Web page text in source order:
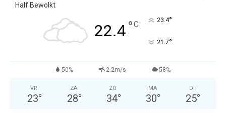
Half Bewolkt
22.4°C 23.4°
21.7°
50% 2.2m/s 58%
VR
23°
ZA
28°
ZO
34°
MA
30°
DI
25°